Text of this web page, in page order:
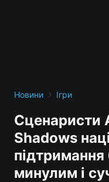
Новини › Ігри
Сценаристи
Shadows
минулим і